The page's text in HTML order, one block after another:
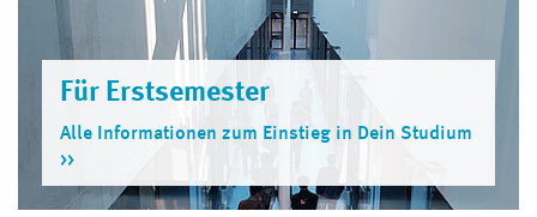
Für Erstsemester
Alle Informationen zum Einstieg in Dein Studium